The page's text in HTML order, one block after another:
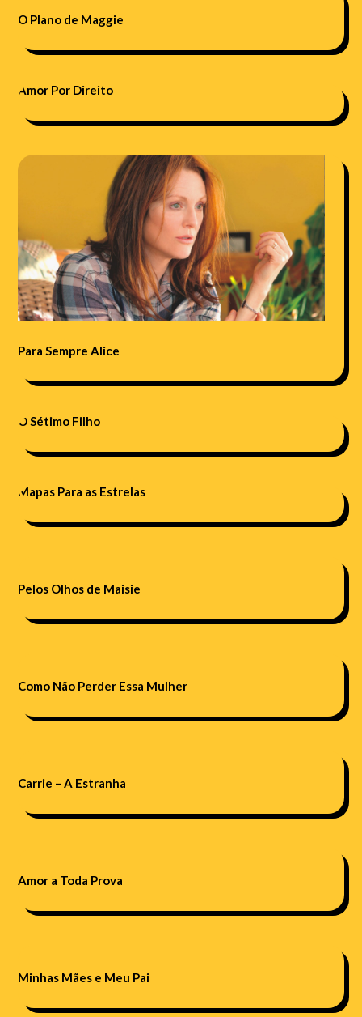
O Plano de Maggie
Amor Por Direito
Para Sempre Alice
O Sétimo Filho
Mapas Para as Estrelas
Pelos Olhos de Maisie
Como Não Perder Essa Mulher
Carrie – A Estranha
Amor a Toda Prova
Minhas Mães e Meu Pai